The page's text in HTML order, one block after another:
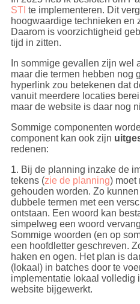
STI te implementeren. Dit
hoogwaardige technieken en
Daarom is voorzichtigheid
tijd in zitten.
In sommige gevallen zijn wel
maar die termen hebben nog
hyperlink zou betekenen dat
vanuit meerdere locaties
maar de website is daar nog
Sommige componenten
component kan ook zijn
redenen:
1. Bij de planning inzake de
tekens (zie de planning) moet
gehouden worden. Zo
dubbele termen met een
ontstaan. Een woord kan
simpelweg een woord
Sommige woorden (en op
een hoofdletter geschreven.
haken en ogen. Het plan is
(lokaal) in batches door te
implementatie lokaal volledig
website bijgewerkt.